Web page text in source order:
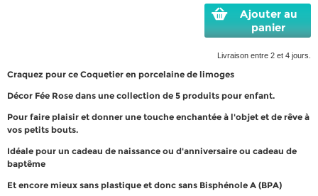
Ajouter au
panier
Livraison entre 2 et 4 jours.
Craquez pour ce Coquetier en porcelaine de limoges
Décor Fée Rose dans une collection de 5 produits pour enfant.
Pour faire plaisir et donner une touche enchantée à l'objet et de rêve à
vos petits bouts.
Idéale pour un cadeau de naissance ou d'anniversaire ou cadeau de
baptême
Et encore mieux sans plastique et donc sans Bisphénole A (BPA)